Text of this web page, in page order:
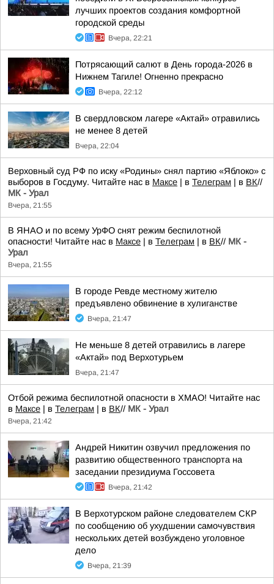
лучших проектов создания комфортной
городской среды
Вчера, 22:21
Потрясающий салют в День города-2026 в
Нижнем Тагиле! Огненно прекрасно
Вчера, 22:12
В свердловском лагере «Актай» отравились
не менее 8 детей
Вчера, 22:04
Верховный суд РФ по иску «Родины» снял партию «Яблоко» с
выборов в Госдуму. Читайте нас в Максе | в Телеграм | в ВК//
МК - Урал
Вчера, 21:55
В ЯНАО и по всему УрФО снят режим беспилотной
опасности! Читайте нас в Максе | в Телеграм | в ВК// МК -
Урал
Вчера, 21:55
В городе Ревде местному жителю
предъявлено обвинение в хулиганстве
Вчера, 21:47
Не меньше 8 детей отравились в лагере
«Актай» под Верхотурьем
Вчера, 21:47
Отбой режима беспилотной опасности в ХМАО! Читайте нас
в Максе | в Телеграм | в ВК// МК - Урал
Вчера, 21:42
Андрей Никитин озвучил предложения по
развитию общественного транспорта на
заседании президиума Госсовета
Вчера, 21:42
В Верхотурском районе следователем СКР
по сообщению об ухудшении самочувствия
нескольких детей возбуждено уголовное
дело
Вчера, 21:39